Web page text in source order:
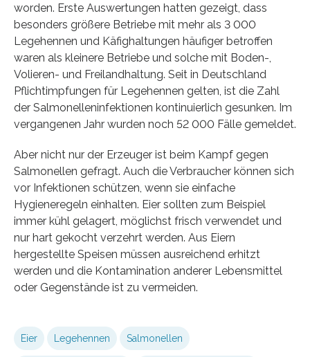
worden. Erste Auswertungen hatten gezeigt, dass
besonders größere Betriebe mit mehr als 3 000
Legehennen und Käfighaltungen häufiger betroffen
waren als kleinere Betriebe und solche mit Boden-,
Volieren- und Freilandhaltung. Seit in Deutschland
Pflichtimpfungen für Legehennen gelten, ist die Zahl
der Salmonelleninfektionen kontinuierlich gesunken. Im
vergangenen Jahr wurden noch 52 000 Fälle gemeldet.
Aber nicht nur der Erzeuger ist beim Kampf gegen
Salmonellen gefragt. Auch die Verbraucher können sich
vor Infektionen schützen, wenn sie einfache
Hygieneregeln einhalten. Eier sollten zum Beispiel
immer kühl gelagert, möglichst frisch verwendet und
nur hart gekocht verzehrt werden. Aus Eiern
hergestellte Speisen müssen ausreichend erhitzt
werden und die Kontamination anderer Lebensmittel
oder Gegenstände ist zu vermeiden.
Eier Legehennen Salmonellen